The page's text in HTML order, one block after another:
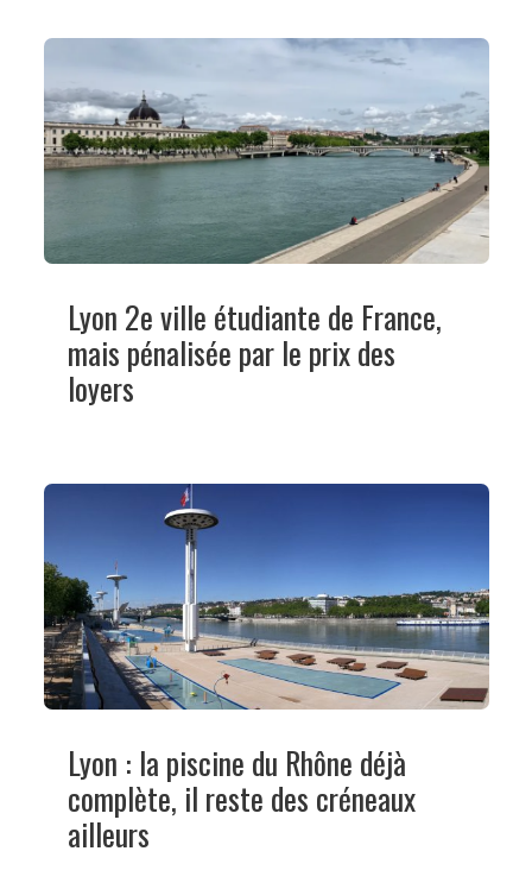
Lyon 2e ville étudiante de France,
mais pénalisée par le prix des
loyers
Lyon : la piscine du Rhône déjà
complète, il reste des créneaux
ailleurs